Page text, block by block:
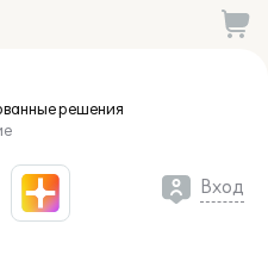
решения
Вход